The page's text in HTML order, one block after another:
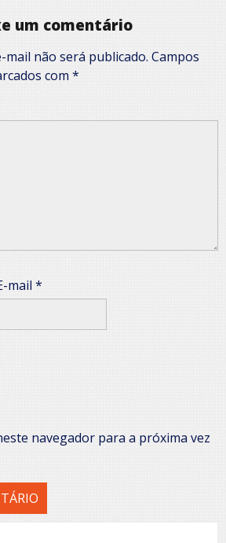
um comentário
mail não será publicado. Campos
com *
mail *
navegador para a próxima vez